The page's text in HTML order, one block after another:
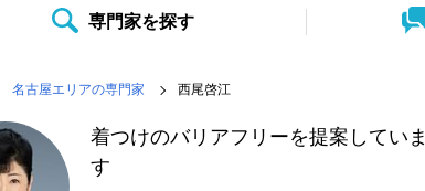
専門家を探す
名古屋エリアの専門家 西尾啓江
着つけのバリアフリーを提案していま
す